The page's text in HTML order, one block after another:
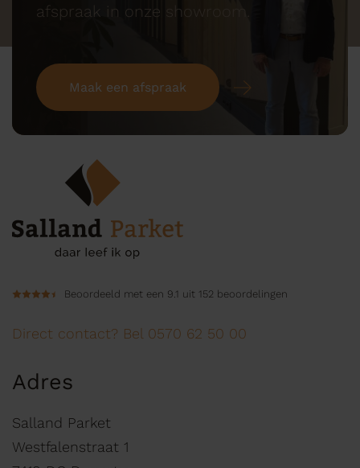
afspraak in onze showroom.
Maak een afspraak
Beoordeeld met een 9.1 uit 152 beoordelingen
Direct contact? Bel 0570 62 50 00
Adres
Salland Parket
Westfalenstraat 1